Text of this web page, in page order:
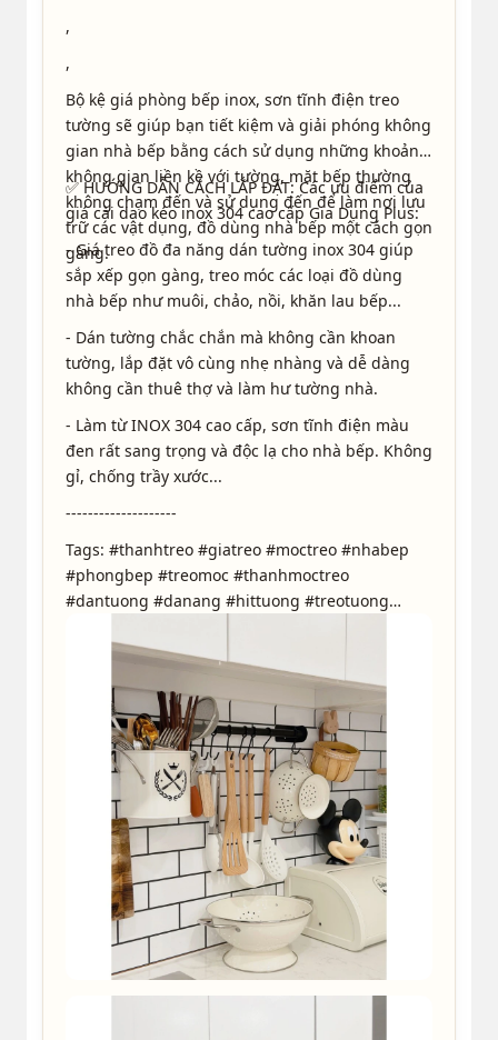
3
ngotiendat111096
2022-01-31 07:46 | Phân loại hàng: 【Nhôm Đôi】
40cm+6 móc
Chất lượng sản phẩm tuyệt vời và chắc chắn.
Sẽ ủng hộ shop trong tương lai
0:06
2
phuongthao2051995
2023-06-30 17:07 | Phân loại hàng: 【Inox Đen】
gắn chắc như thế lunn cảm ơn shop
k*****8
2022-03-18 22:39 | Phân loại hàng: 【Inox Đen】
50cm,6 móc
Có mỗi hai miếng băng dính để dán trong lúc
đợi keo khô sau 72h nên nó bị cứ rơi, mình
phải lấy thêm băng dính của mình để dán lên
cho chắc. Đợi sau 72h tháo băng dính ra xem
keo có chắc không vậy
0:07
,
,
Bộ kệ giá phòng bếp inox, sơn tĩnh điện treo
tường sẽ giúp bạn tiết kiệm và giải phóng không
gian nhà bếp bằng cách sử dụng những khoảng
không gian liền kề với tường, mặt bếp thường
không chạm đến và sử dụng đến để làm nơi lưu
trữ các vật dụng, đồ dùng nhà bếp một cách gọn
gàng.
✅ HƯỚNG DẪN CÁCH LẮP ĐẶT: Các ưu điểm của
giá cài dao kéo inox 304 cao cấp Gia Dụng Plus:
- Giá treo đồ đa năng dán tường inox 304 giúp
sắp xếp gọn gàng, treo móc các loại đồ dùng
nhà bếp như muôi, chảo, nồi, khăn lau bếp...
- Dán tường chắc chắn mà không cần khoan
tường, lắp đặt vô cùng nhẹ nhàng và dễ dàng
không cần thuê thợ và làm hư tường nhà.
- Làm từ INOX 304 cao cấp, sơn tĩnh điện màu
đen rất sang trọng và độc lạ cho nhà bếp. Không
gỉ, chống trầy xước...
--------------------
Tags: #thanhtreo #giatreo #moctreo #nhabep
#phongbep #treomoc #thanhmoctreo
#dantuong #danang #hittuong #treotuong